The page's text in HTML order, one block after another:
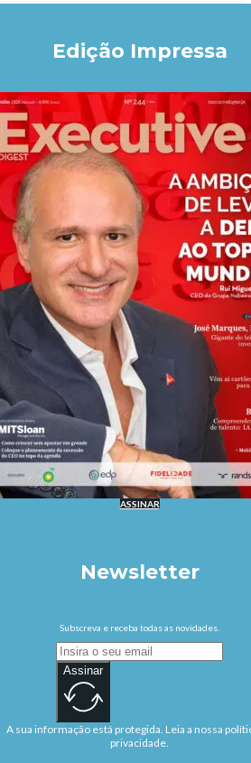
Edição Impressa
ASSINAR
Newsletter
Subscreva e receba todas as novidades.
Assinar
A sua informação está protegida. Leia a nossa
privacidade.